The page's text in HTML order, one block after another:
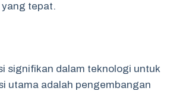
tepat.
signifikan dalam teknologi untuk
utama adalah pengembangan